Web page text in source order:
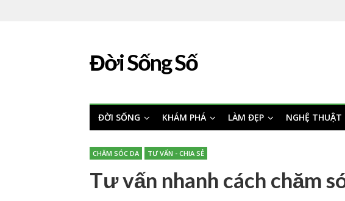
Đời Sống Số
ĐỜI SỐNG KHÁM PHÁ LÀM ĐẸP NGHỆ THUẬT
CHĂM SÓC DA TƯ VẤN - CHIA SẺ
Tư vấn nhanh cách chăm